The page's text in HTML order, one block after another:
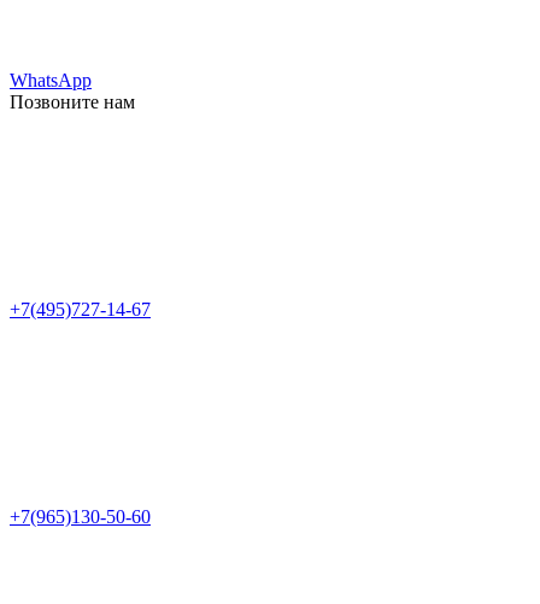
WhatsApp
Позвоните нам
+7(495)727-14-67
+7(965)130-50-60